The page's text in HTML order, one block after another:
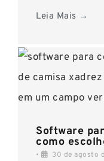
Leia Mais →
Software
como
• 30 de agosto